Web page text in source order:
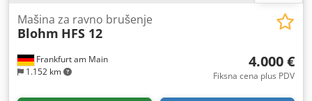
Frankfurt am Main
1.152 km
Mašina za ravno brušenje
Blohm HFS 12
4.000 €
Fiksna cena plus PDV